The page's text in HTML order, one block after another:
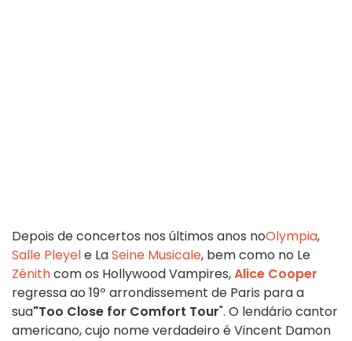
Depois de concertos nos últimos anos noOlympia,
Salle Pleyele LaSeine Musicale, bem como no Le
Zénithcom os Hollywood Vampires,Alice Cooper
regressa ao 19º arrondissement de Paris para a
sua"Too Close for Comfort Tour". O lendário cantor
americano, cujo nome verdadeiro é Vincent Damon